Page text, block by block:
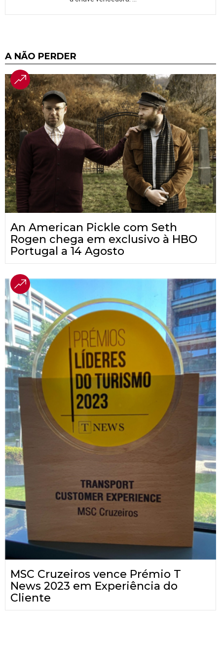
A NÃO PERDER
An American Pickle com Seth
Rogen chega em exclusivo à HBO
Portugal a 14 Agosto
MSC Cruzeiros vence Prémio T
News 2023 em Experiência do
Cliente